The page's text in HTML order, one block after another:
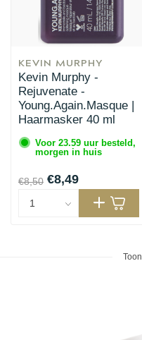
KEVIN MURPHY
Kevin Murphy -
Rejuvenate -
Young.Again.Masque |
Haarmasker 40 ml
Voor 23.59 uur besteld,
morgen in huis
€8,50 €8,49
Toon